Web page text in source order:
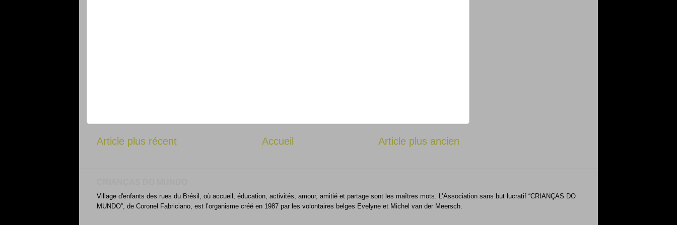
Article plus récent Article plus ancien
Accueil
Village d'enfants des rues du Brésil, où accueil, éducation, activités, amour, amitié et partage sont les maîtres mots. L’Association sans but lucratif “CRIANÇAS DO
MUNDO”, de Coronel Fabriciano, est l’organisme créé en 1987 par les volontaires belges Evelyne et Michel van der Meersch.